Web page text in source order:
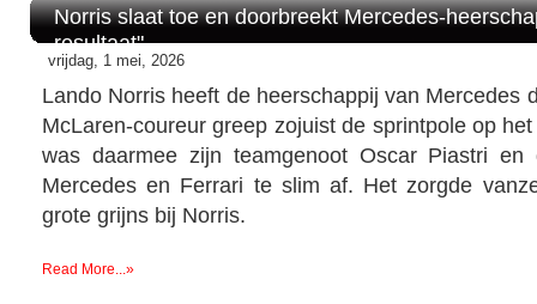
Norris slaat toe en doorbreekt Mercedes-
resultaat"
vrijdag, 1 mei, 2026
Lando Norris heeft de heerschappij van Mercedes
McLaren-coureur greep zojuist de sprintpole op
was daarmee zijn teamgenoot Oscar Piastri en
Mercedes en Ferrari te slim af. Het zorgde
grote grijns bij Norris.
Read More...»